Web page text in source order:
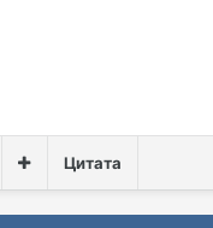
Цитата